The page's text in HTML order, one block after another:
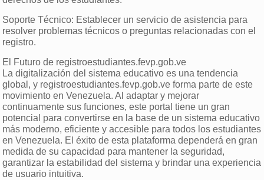
Soporte Técnico: Establecer un servicio de asistencia para
resolver problemas técnicos o preguntas relacionadas con el
registro.
El Futuro de registroestudiantes.fevp.gob.ve
La digitalización del sistema educativo es una tendencia
global, y registroestudiantes.fevp.gob.ve forma parte de este
movimiento en Venezuela. Al adaptar y mejorar
continuamente sus funciones, este portal tiene un gran
potencial para convertirse en la base de un sistema educativo
más moderno, eficiente y accesible para todos los estudiantes
en Venezuela. El éxito de esta plataforma dependerá en gran
medida de su capacidad para mantener la seguridad,
garantizar la estabilidad del sistema y brindar una experiencia
de usuario intuitiva.